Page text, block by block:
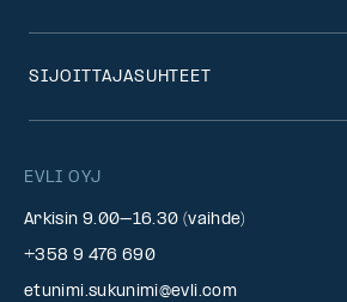
EVLI OYJ
Arkisin 9.00–16.30 (vaihde)
+358 9 476 690
etunimi.sukunimi@evli.com
SIJOITTAJASUHTEET